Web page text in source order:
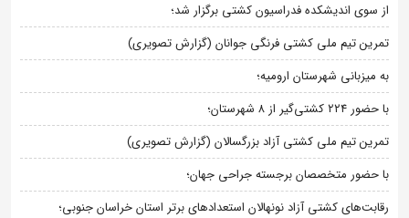
از سوی اندیشکده فدراسیون کشتی برگزار شد؛
تمرین تیم ملی کشتی فرنگی جوانان (گزارش تصویری)
به میزبانی شهرستان ارومیه؛
با حضور ۲۲۴ کشتی‌گیر از ۸ شهرستان؛
تمرین تیم ملی کشتی آزاد بزرگسالان (گزارش تصویری)
با حضور متخصصان برجسته جراحی جهان؛
رقابت‌های کشتی آزاد نونهالان استعدادهای برتر استان خراسان جنوبی؛